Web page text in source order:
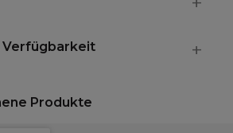
Verfügbarkeit
Produkte